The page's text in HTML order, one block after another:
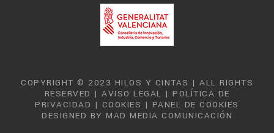
COPYRIGHT © 2023 HILOS Y CINTAS | ALL RIGHTS
RESERVED | AVISO LEGAL | POLÍTICA DE
PRIVACIDAD | COOKIES | PANEL DE COOKIES
DESIGNED BY MAD MEDIA COMUNICACIÓN